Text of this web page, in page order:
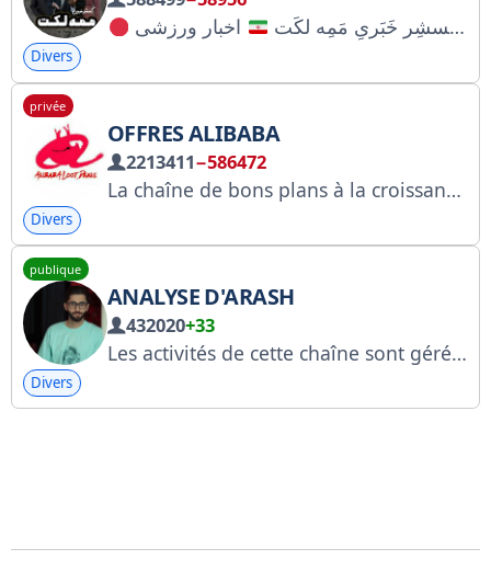
کُسشِر خَبَریِ مَمِه لکَت
Divers
privée
OFFRES ALIBABA
2213411−586472
La chaîne de bons plans à la croissance la plus rapide en Inde ! Nous proposons tous les services de commerce électronique en ligne : recharges, factures, offres et codes promo. Divulgation d'affiliation : https://bit.ly/3qubJd1 « Objectif : vous aider à économiser intelligemment » Assistance : @Alibaba1786_bot Entreprise : @alibaba1786
Divers
publique
ANALYSE D'ARASH
432020+33
Les activités de cette chaîne sont gérées par l'administrateur. Science, connaissances et analyse de l'actualité économique mondiale. Je n'ai aucune autre chaîne Telegram que celle-ci. Ma mère est iranienne. https://www.instagram.com/arash_times?igsh=MWMxZ252eDlqbGhlbw== Meurs libre, mère, esclavage des femmes
Divers